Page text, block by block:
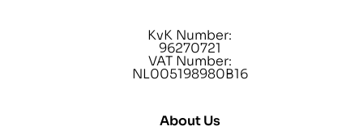
KvK Number:
96270721
VAT Number:
NL005198980B16
About Us